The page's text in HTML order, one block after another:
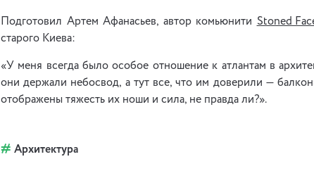
Подготовил Артем Афанасьев, автор комьюнити Stoned
старого Киева:
«У меня всегда было особое отношение к атлантам в
они держали небосвод, а тут все, что им доверили —
отображены тяжесть их ноши и сила, не правда ли?».
Архитектура